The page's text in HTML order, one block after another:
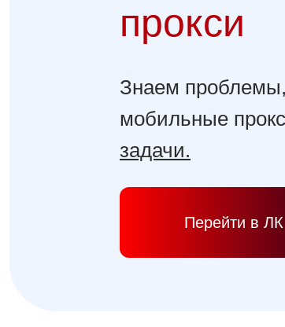
прокси
Знаем
мобильные
задачи.
Перейти в ЛК